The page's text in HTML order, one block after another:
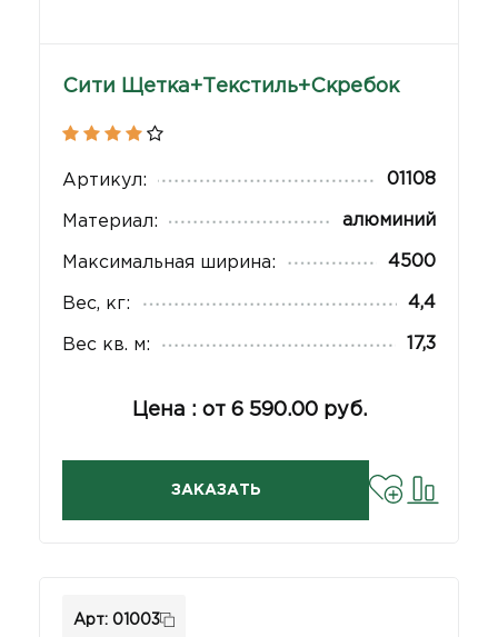
Сити Щетка+Текстиль+Скребок
Артикул: 01108
Материал: алюминий
Максимальная ширина: 4500
Вес, кг: 4,4
Вес кв. м: 17,3
Цена : от 6 590.00 руб.
ЗАКАЗАТЬ
Арт: 01003